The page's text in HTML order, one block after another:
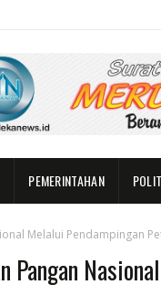
PEMERINTAHAN
Melalui Pendampingan
Pangan